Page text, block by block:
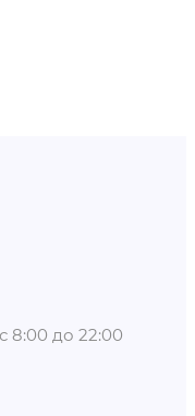
8:00 до 22:00